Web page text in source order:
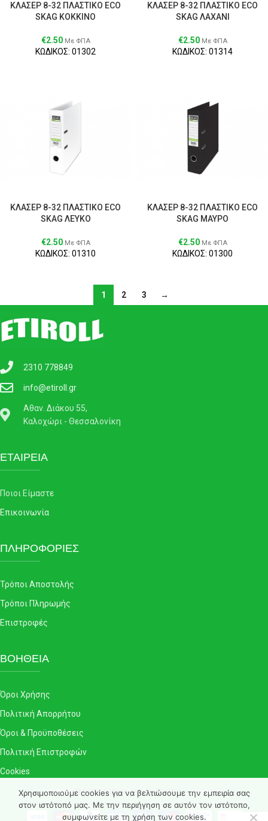
ΚΛΑΣΕΡ 8-32 ΠΛΑΣΤΙΚΟ ECO
SKAG ΚΟΚΚΙΝΟ
€2.50 Με ΦΠΑ
ΚΩΔΙΚΟΣ: 01302
ΚΛΑΣΕΡ 8-32 ΠΛΑΣΤΙΚΟ ECO
SKAG ΛΑΧΑΝΙ
€2.50 Με ΦΠΑ
ΚΩΔΙΚΟΣ: 01314
ΚΛΑΣΕΡ 8-32 ΠΛΑΣΤΙΚΟ ECO
SKAG ΛΕΥΚΟ
€2.50 Με ΦΠΑ
ΚΩΔΙΚΟΣ: 01310
ΚΛΑΣΕΡ 8-32 ΠΛΑΣΤΙΚΟ ECO
SKAG ΜΑΥΡΟ
€2.50 Με ΦΠΑ
ΚΩΔΙΚΟΣ: 01300
1 2 3 →
2310 778849
info@etiroll.gr
Αθαν. Διάκου 55,
Καλοχώρι - Θεσσαλονίκη
ΕΤΑΙΡΕΙΑ
Ποιοι Είμαστε
Επικοινωνία
ΠΛΗΡΟΦΟΡΙΕΣ
Τρόποι Αποστολής
Τρόποι Πληρωμής
Επιστροφές
ΒΟΗΘΕΙΑ
Όροι Χρήσης
Πολιτική Απορρήτου
Όροι & Προϋποθέσεις
Πολιτική Επιστροφών
Cookies
ETIROLL 2022 CREATED AND POWERED BY -Arkotech.
Χρησιμοποιούμε cookies για να βελτιώσουμε την εμπειρία σας
στον ιστότοπό μας. Με την περιήγηση σε αυτόν τον ιστότοπο,
συμφωνείτε με τη χρήση των cookies.